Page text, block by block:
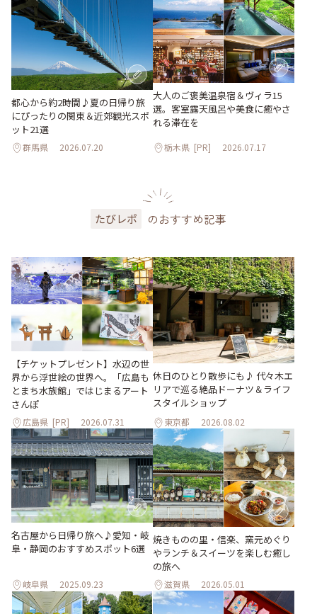
都心から約2時間♪夏の日帰り旅
にぴったりの関東＆近郊観光スポ
ット21選
群馬県 2026.07.20
大人のご褒美温泉宿＆ヴィラ15
選。客室露天風呂や美食に癒やさ
れる滞在を
栃木県 [PR] 2026.07.17
たびレポ のおすすめ記事
【チケットプレゼント】水辺の世
界から浮世絵の世界へ。「広島も
とまち水族館」ではじまるアート
さんぽ
広島県 [PR] 2026.07.31
休日のひとり散歩にも♪ 代々木エ
リアで巡る絶品ドーナツ＆ライフ
スタイルショップ
東京都 2026.08.02
名古屋から日帰り旅へ♪愛知・岐
阜・静岡のおすすめスポット6選
岐阜県 2025.09.23
焼きものの里・信楽、窯元めぐり
やランチ＆スイーツを楽しむ癒し
の旅へ
滋賀県 2026.05.01